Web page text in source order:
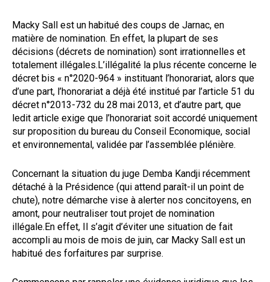
Macky Sall est un habitué des coups de Jarnac, en
matière de nomination. En effet, la plupart de ses
décisions (décrets de nomination) sont irrationnelles et
totalement illégales.L’illégalité la plus récente concerne le
décret bis « n°2020-964 » instituant l’honorariat, alors que
d’une part, l’honorariat a déjà été institué par l’article 51 du
décret n°2013-732 du 28 mai 2013, et d’autre part, que
ledit article exige que l’honorariat soit accordé uniquement
sur proposition du bureau du Conseil Economique, social
et environnemental, validée par l’assemblée plénière.
Concernant la situation du juge Demba Kandji récemment
détaché à la Présidence (qui attend paraît-il un point de
chute), notre démarche vise à alerter nos concitoyens, en
amont, pour neutraliser tout projet de nomination
illégale.En effet, Il s’agit d’éviter une situation de fait
accompli au mois de mois de juin, car Macky Sall est un
habitué des forfaitures par surprise.